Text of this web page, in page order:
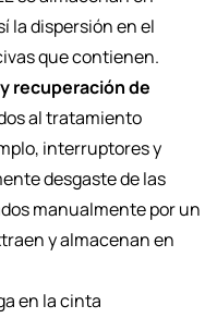
la dispersión en el
que contienen.
recuperación de
al tratamiento
interruptores y
desgaste de las
manualmente por un
y almacenan en
en la cinta